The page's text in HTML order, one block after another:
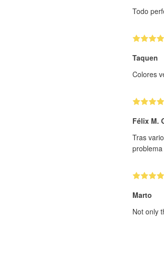
Todo
Taquen
Colores
Félix M.
Tras
Marto
Not only